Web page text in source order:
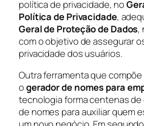
política de privacidade, no
Política de Privacidade,
Geral de Proteção de Dados,
com o objetivo de assegurar
privacidade dos usuários.
Outra ferramenta que
ogerador de nomes para
tecnologia forma centenas
de nomes para auxiliar quem